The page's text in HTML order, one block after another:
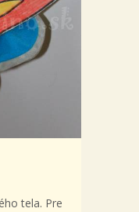
tela. Pre